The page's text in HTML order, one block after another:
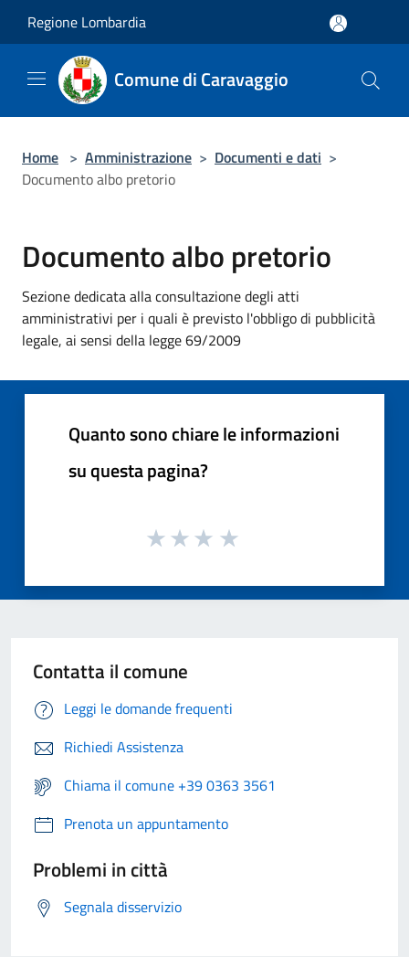
Regione Lombardia
Comune di Caravaggio
Home > Amministrazione > Documenti e dati >
Documento albo pretorio
Documento albo pretorio
Sezione dedicata alla consultazione degli atti
amministrativi per i quali è previsto l'obbligo di pubblicità
legale, ai sensi della legge 69/2009
Quanto sono chiare le informazioni
su questa pagina?
Contatta il comune
Leggi le domande frequenti
Richiedi Assistenza
Chiama il comune +39 0363 3561
Prenota un appuntamento
Problemi in città
Segnala disservizio